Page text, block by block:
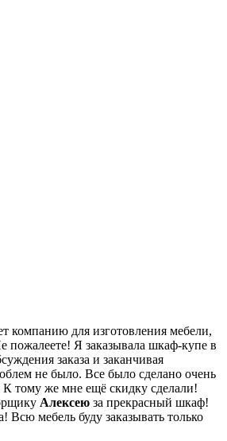
компанию для изготовления мебели,
пожалеете! Я заказывала шкаф-купе в
заказа и заканчивая
не было. Все было сделано очень
К тому же мне ещё скидку сделали!
Алексею за прекрасный шкаф!
Всю мебель буду заказывать только